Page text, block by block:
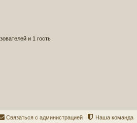
и 1 гость
Наша команда
Связаться с администрацией